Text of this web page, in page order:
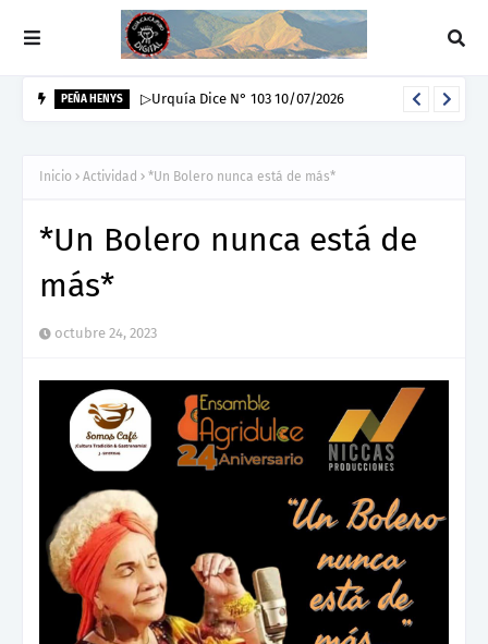
PEÑA HENYS ▷Urquía Dice N° 103 10/07/2026
Inicio Actividad *Un Bolero nunca está de más*
*Un Bolero nunca está de
más*
octubre 24, 2023